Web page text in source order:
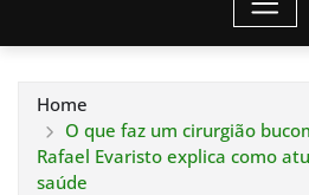
Home
O que faz um cirurgião
Rafael Evaristo explica como
saúde